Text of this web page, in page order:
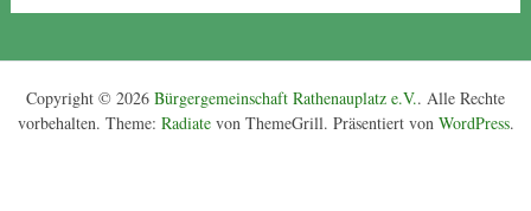
Copyright © 2026 Bürgergemeinschaft Rathenauplatz e.V.. Alle Rechte
vorbehalten. Theme: Radiatevon ThemeGrill. Präsentiert von WordPress.